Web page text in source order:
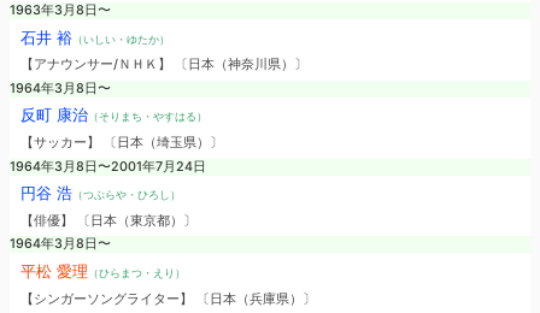
1963年3月8日〜
石井 裕（いしい・ゆたか）
【アナウンサー/ＮＨＫ】 〔日本（神奈川県）〕
1964年3月8日〜
反町 康治（そりまち・やすはる）
【サッカー】 〔日本（埼玉県）〕
1964年3月8日〜2001年7月24日
円谷 浩（つぶらや・ひろし）
【俳優】 〔日本（東京都）〕
1964年3月8日〜
平松 愛理 （ひらまつ・えり）
【シンガーソングライター】 〔日本（兵庫県）〕